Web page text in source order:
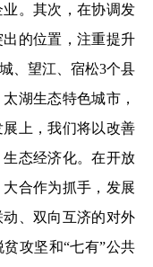
。其次，在协调发
的位置，注重提升
、望江、宿松3个县
湖生态特色城市，
上，我们将以改善
态经济化。在开放
合作为抓手，发展
、双向互济的对外
攻坚和“七有”公共